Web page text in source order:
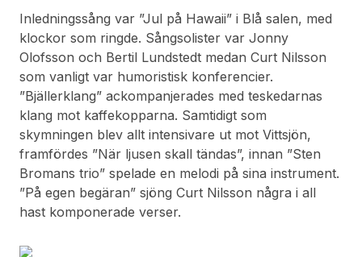
Inledningssång var ”Jul på Hawaii” i Blå salen, med
klockor som ringde. Sångsolister var Jonny
Olofsson och Bertil Lundstedt medan Curt Nilsson
som vanligt var humoristisk konferencier.
”Bjällerklang” ackompanjerades med teskedarnas
klang mot kaffekopparna. Samtidigt som
skymningen blev allt intensivare ut mot Vittsjön,
framfördes ”När ljusen skall tändas”, innan ”Sten
Bromans trio” spelade en melodi på sina instrument.
”På egen begäran” sjöng Curt Nilsson några i all
hast komponerade verser.